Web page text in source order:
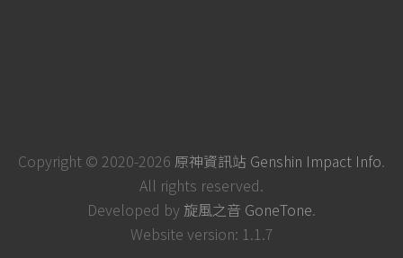
Copyright © 2020-2026 原神資訊站 Genshin Impact Info.
All rights reserved.
Developed by 旋風之音 GoneTone.
Website version: 1.1.7